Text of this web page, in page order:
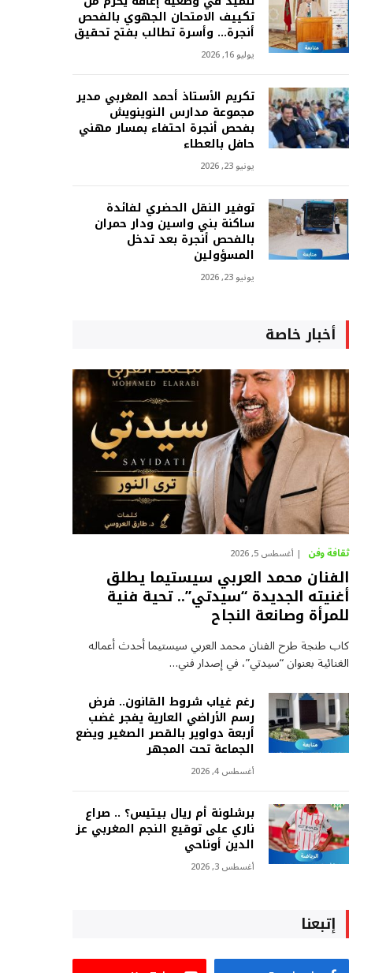
تكييف الامتحان الجهوي بالفحص
أنجرة… وأسرة تطالب بفتح تحقيق
يوليو 16, 2026
تكريم الأستاذ أحمد المغربي مدير
مجموعة مدارس النوينويش
بفحص أنجرة احتفاء بمسار مهني
حافل بالعطاء
يونيو 23, 2026
توفير النقل الحضري لفائدة
ساكنة بني واسين ودار حمران
بالفحص أنجرة بعد تدخل
المسؤولين
يونيو 23, 2026
أخبار خاصة
ثقافة وفن أغسطس 5, 2026
الفنان محمد العربي سيستيما يطلق
أغنيته الجديدة “سيدتي”.. تحية فنية
للمرأة وصانعة النجاح
كاب طنجة طرح الفنان محمد العربي سيستيما أحدث أعماله
الغنائية بعنوان “سيدتي”، في إصدار فني…
رغم غياب شروط القانون.. فرض
رسم الأراضي العارية يفجر غضب
أربعة دواوير بالقصر الصغير ويضع
الجماعة تحت المجهر
أغسطس 4, 2026
برشلونة أم ريال بيتيس؟ .. صراع
ناري على توقيع النجم المغربي عز
الدين أوناحي
أغسطس 3, 2026
إتبعنا